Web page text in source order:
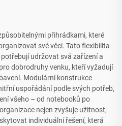
přihrádkami, které
své věci. Tato flexibilita
udržovat svá zařízení a
dobrodruhy venku, kteří vyžadují
Modulární konstrukce
uspořádání podle svých potřeb,
všeho – od notebooků po
nejen zvyšuje užitnost,
individuální řešení, která